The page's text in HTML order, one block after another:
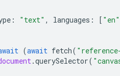
: "text" , languages : [ "en"
(await fetch(
.querySelector(